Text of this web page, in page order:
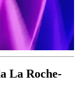
La Roche-